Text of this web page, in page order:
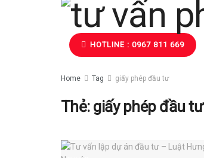
HOTLINE : 0967 811 669
Home Tag giấy phép đầu tư
Thẻ: giấy phép đầu tư